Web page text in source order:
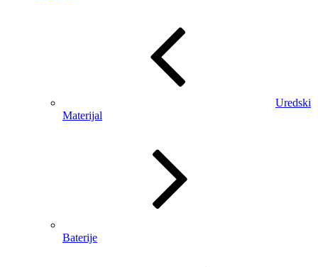
Uredski
Materijal
Baterije